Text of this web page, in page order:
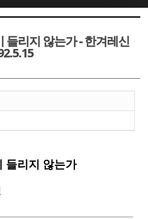
들리지 않는가 - 한겨레신
들리지 않는가
케치북5
케치북5
케치북5
케치북5